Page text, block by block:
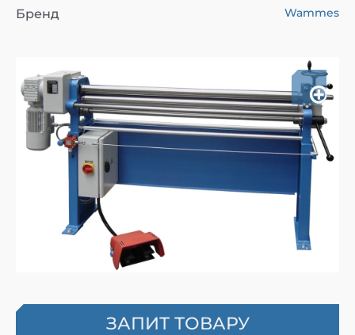
Бренд Wammes
ЗАПИТ ТОВАРУ